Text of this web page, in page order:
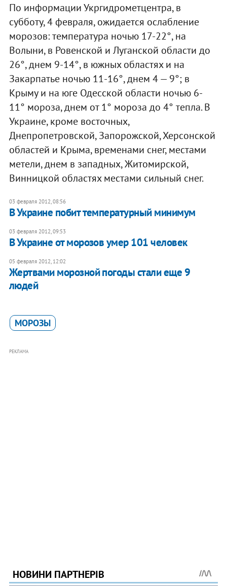
По информации Укргидрометцентра, в
субботу, 4 февраля, ожидается ослабление
морозов: температура ночью 17-22°, на
Волыни, в Ровенской и Луганской области до
26°, днем 9-14°, в южных областях и на
Закарпатье ночью 11-16°, днем 4 — 9°; в
Крыму и на юге Одесской области ночью 6-
11° мороза, днем от 1° мороза до 4° тепла. В
Украине, кроме восточных,
Днепропетровской, Запорожской, Херсонской
областей и Крыма, временами снег, местами
метели, днем в западных, Житомирской,
Винницкой областях местами сильный снег.
03 февраля 2012, 08:56
В Украине побит температурный минимум
03 февраля 2012, 09:53
В Украине от морозов умер 101 человек
05 февраля 2012, 12:02
Жертвами морозной погоды стали еще 9
людей
МОРОЗЫ
РЕКЛАМА